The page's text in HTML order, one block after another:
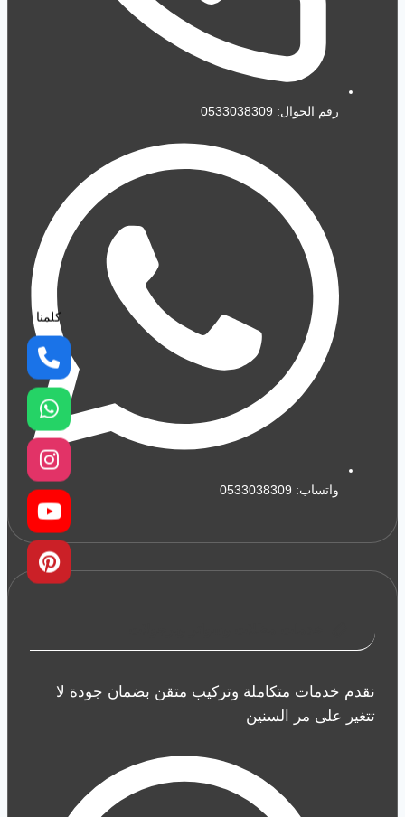
رقم الجوال: 0533038309
واتساب: 0533038309
نقدم خدمات متكاملة وتركيب متقن بضمان جودة لا
تتغير على مر السنين
كلمنا